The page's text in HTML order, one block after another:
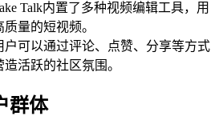
Talk内置了多种视频编辑工具，用
量的短视频。
户可以通过评论、点赞、分享等方式
活跃的社区氛围。
群体